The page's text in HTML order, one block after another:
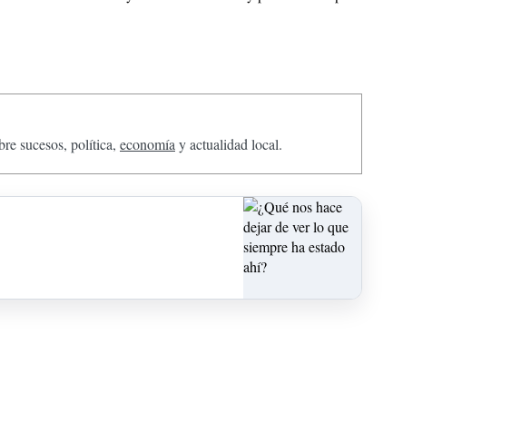
sucesos, política, economía y actualidad local.